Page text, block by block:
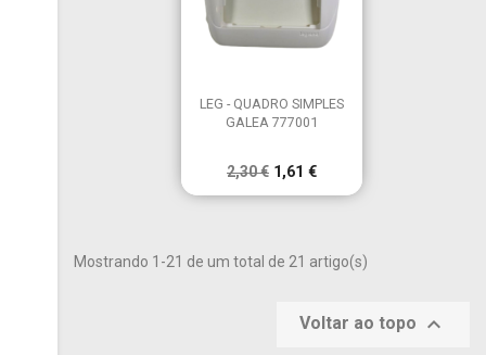
 Vista rápida
LEG - QUADRO SIMPLES
GALEA 777001
2,30 € 1,61 €
Mostrando 1-21 de um total de 21 artigo(s)
Voltar ao topo 